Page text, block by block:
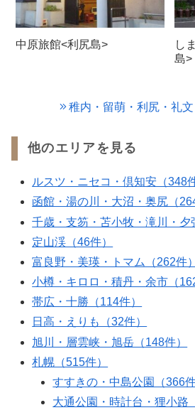
中原旅館<利尻島>
し
島>
稚内・留萌・利尻・礼文
他のエリアを見る
ルスツ・ニセコ・倶知安（348
函館・湯の川・大沼・奥尻（
千歳・支笏・苫小牧・滝川・夕
定山渓（46件）
富良野・美瑛・トマム（262件）
小樽・キロロ・積丹・余市（
帯広・十勝（114件）
日高・えりも（32件）
旭川・層雲峡・旭岳（148件）
札幌（515件）
すすきの・中島公園（366件
大通公園・時計台・狸小路